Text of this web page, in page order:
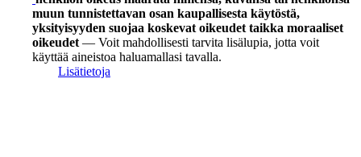
muun tunnistettavan osan kaupallisesta käytöstä,
yksityisyyden suojaa koskevat oikeudet taikka moraaliset
oikeudet — Voit mahdollisesti tarvita lisälupia, jotta voit
käyttää aineistoa haluamallasi tavalla.
Lisätietoja